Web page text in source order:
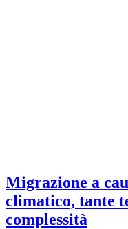
Migrazione a
climatico, tante
complessità